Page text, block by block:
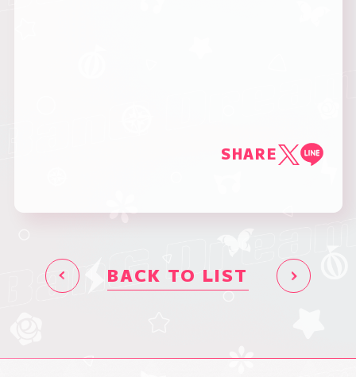
SHARE
BACK TO LIST